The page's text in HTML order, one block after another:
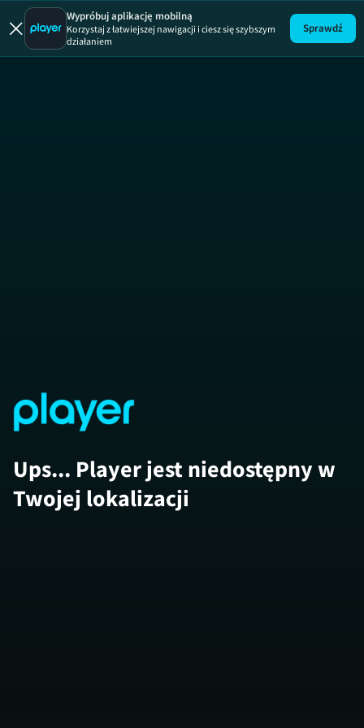
Wypróbuj aplikację mobilną
Korzystaj z łatwiejszej nawigacji i ciesz się szybszym
działaniem
Sprawdź
Ups... Player jest niedostępny w
Twojej lokalizacji